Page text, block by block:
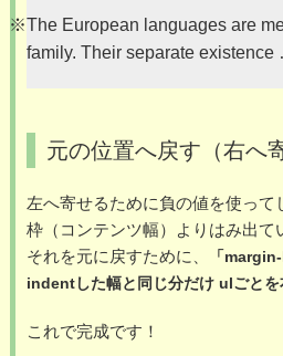
※The European languages are
family. Their separate existence
元の位置へ戻す（右へ
左へ寄せるために負の値を使って
枠（コンテンツ幅）よりはみ出て
それを元に戻すために、
「
indentした幅と同じ分だけ ulごとを
これで完成です！